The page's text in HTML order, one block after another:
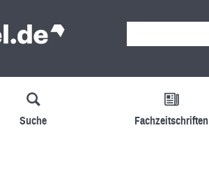
Suche Fachzeitschriften